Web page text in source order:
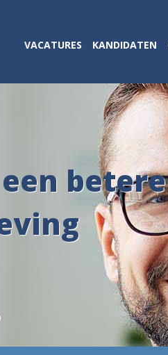
VACATURES KANDIDATEN
betere